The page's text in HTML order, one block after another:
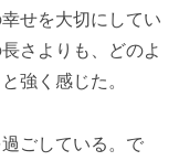
せを大切にしてい
さよりも、どのよ
強く感じた。
ごしている。で